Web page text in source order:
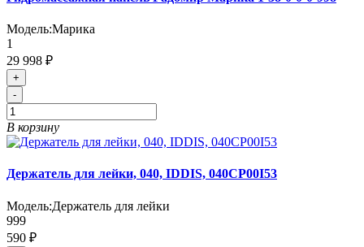
Модель:Марика
1
29 998 ₽
+
-
В корзину
Держатель для лейки, 040, IDDIS, 040CP00I53
Модель:Держатель для лейки
999
590 ₽